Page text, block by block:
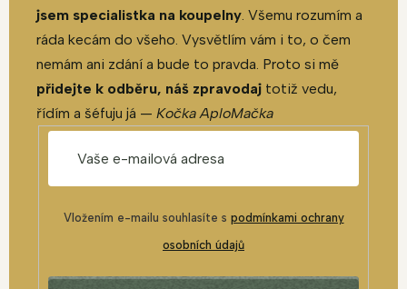
jsem specialistka na koupelny . Všemu rozumím a
ráda kecám do všeho. Vysvětlím vám i to, o čem
nemám ani zdání a bude to pravda. Proto si mě
přidejte k odběru, náš zpravodaj totiž vedu,
řídím a šéfuju já — Kočka AploMačka
Vložením e-mailu souhlasíte s podmínkami ochrany
osobních údajů